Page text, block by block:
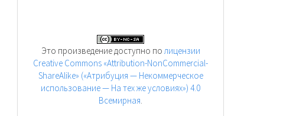
Это произведение доступно полицензии
Creative Commons «Attribution-NonCommercial-
ShareAlike» («Атрибуция — Некоммерческое
использование — На тех же условиях») 4.0
Всемирная.